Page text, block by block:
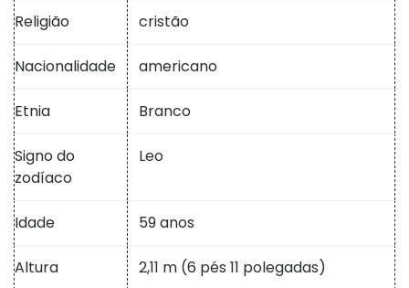
Religião cristão
Nacionalidade americano
Etnia Branco
Signo do
zodíaco
Leo
Idade 59 anos
Altura 2,11 m (6 pés 11 polegadas)